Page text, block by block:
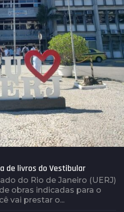
de livros do Vestibular
do Rio de Janeiro (UERJ)
obras indicadas para o
vai prestar o...